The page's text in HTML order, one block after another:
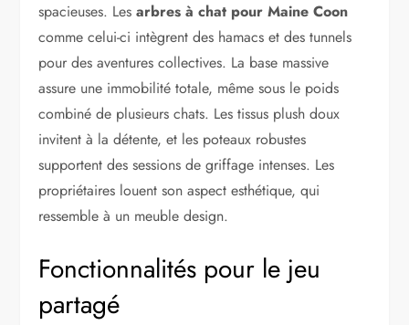
spacieuses. Lesarbres à chat pour Maine Coon
comme celui-ci intègrent des hamacs et des tunnels
pour des aventures collectives. La base massive
assure une immobilité totale, même sous le poids
combiné de plusieurs chats. Les tissus plush doux
invitent à la détente, et les poteaux robustes
supportent des sessions de griffage intenses. Les
propriétaires louent son aspect esthétique, qui
ressemble à un meuble design.
Fonctionnalités pour le jeu
partagé